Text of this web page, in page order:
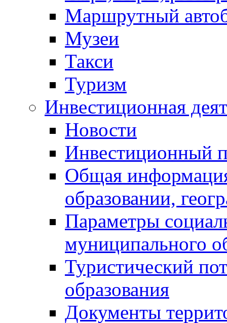
Маршрутный
Музеи
Такси
Туризм
Инвестиционная
Новости
Инвестиционный
Общая
образовании,
Параметры
муниципального
Туристический
образования
Документы